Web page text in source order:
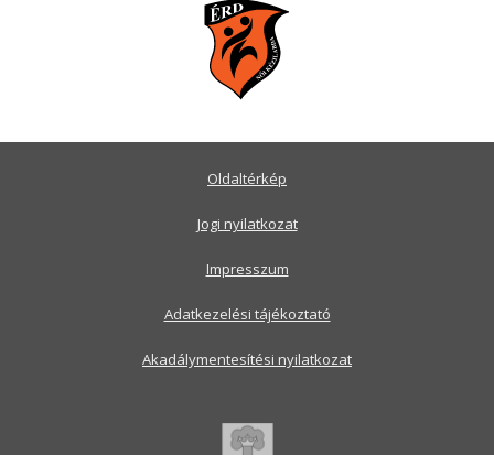
Oldaltérkép
Jogi nyilatkozat
Impresszum
Adatkezelési tájékoztató
Akadálymentesítési nyilatkozat